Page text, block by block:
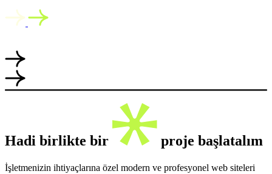
Hadi birlikte bir proje başlatalım
İşletmenizin ihtiyaçlarına özel modern ve profesyonel web siteleri